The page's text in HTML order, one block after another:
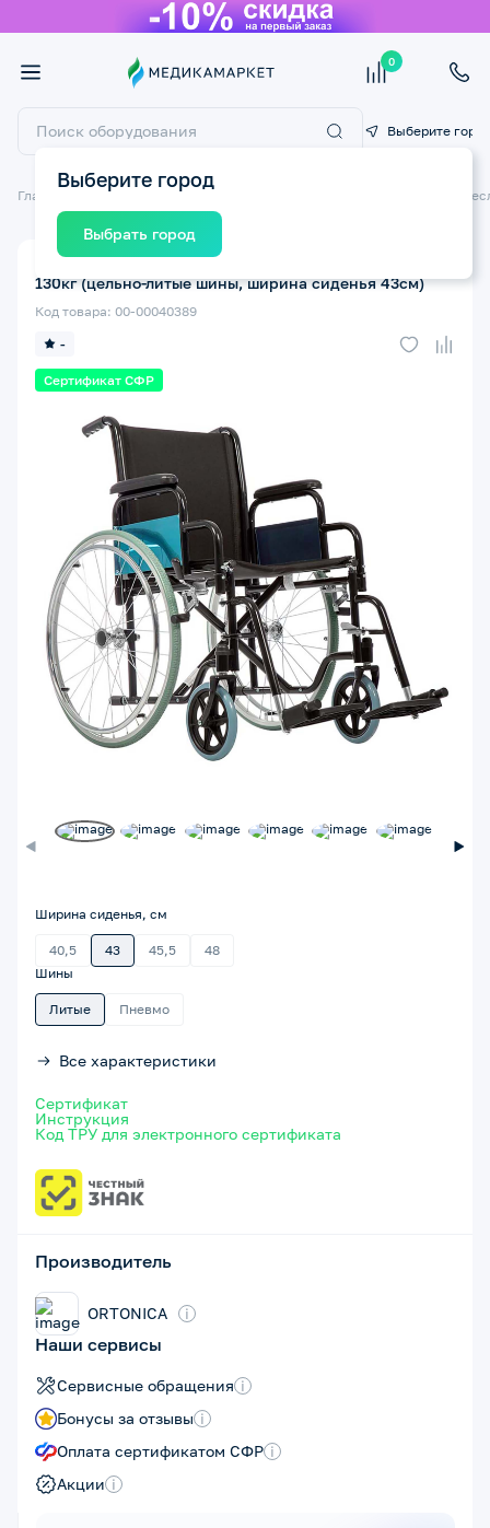
0
Выберите город
Выберите город
Выбрать город
Главная Технические средства реабилитации ТСР Инвалидные
Сертификат СФР
-
Код товара: 00-00040389
130кг (цельно-литые шины, ширина сиденья 43см)
Ширина сиденья, см
40,5 43 45,5
48
Шины
Литые Пневмо
Все характеристики
Сертификат
Инструкция
Код ТРУ для электронного сертификата
Производитель
ORTONICA i
Наши сервисы
Сервисные обращения i
Бонусы за отзывы i
Оплата сертификатом СФР i
Акции i